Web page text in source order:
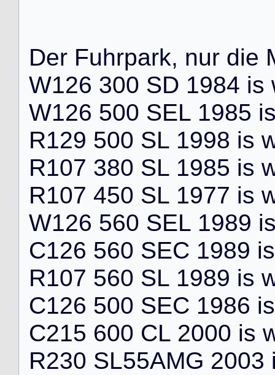
Der Fuhrpark, nur die
W126 300 SD 1984 is
W126 500 SEL 1985 i
R129 500 SL 1998 is
R107 380 SL 1985 is
R107 450 SL 1977 is
W126 560 SEL 1989 i
C126 560 SEC 1989 is
R107 560 SL 1989 is
C126 500 SEC 1986 is
C215 600 CL 2000 is
R230 SL55AMG 2003